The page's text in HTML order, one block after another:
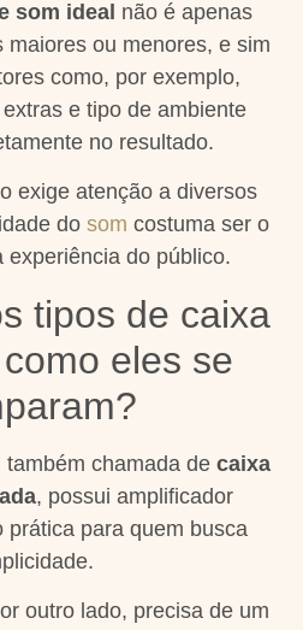
som ideal não é apenas
maiores ou menores, e sim
como, por exemplo,
e tipo de ambiente
no resultado.
exige atenção a diversos
do som costuma ser o
experiência do público.
tipos de caixa
eles se
chamada de caixa
, possui amplificador
prática para quem busca
outro lado, precisa de um